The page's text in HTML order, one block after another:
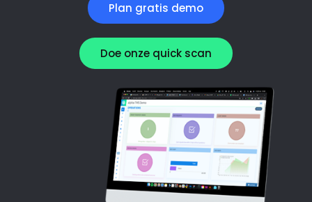
Plan gratis demo
Doe onze quick scan